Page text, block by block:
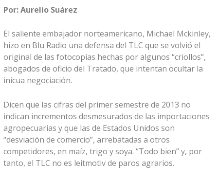
Por: Aurelio Suárez
El saliente embajador norteamericano, Michael Mckinley,
hizo en Blu Radio una defensa del TLC que se volvió el
original de las fotocopias hechas por algunos “criollos”,
abogados de oficio del Tratado, que intentan ocultar la
inicua negociación.
Dicen que las cifras del primer semestre de 2013 no
indican incrementos desmesurados de las importaciones
agropecuarias y que las de Estados Unidos son
“desviación de comercio”, arrebatadas a otros
competidores, en maíz, trigo y soya. “Todo bien” y, por
tanto, el TLC no es leitmotiv de paros agrarios.